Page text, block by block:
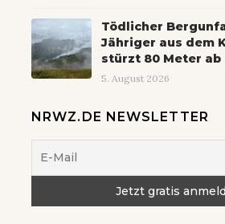
Tödlicher
Jähriger aus dem
stürzt 80 Meter ab
5. August 2026
NRWZ.DE NEWSLETTER